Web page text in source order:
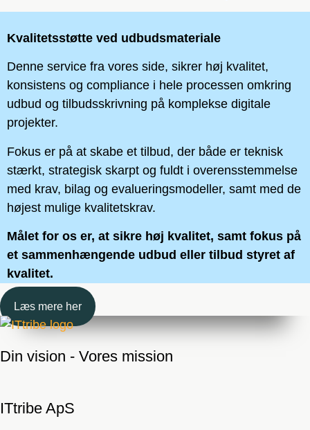
Kvalitetsstøtte ved udbudsmateriale
Denne service fra vores side, sikrer høj kvalitet,
konsistens og compliance i hele processen omkring
udbud og tilbudsskrivning på komplekse digitale
projekter.
Fokus er på at skabe et tilbud, der både er teknisk
stærkt, strategisk skarpt og fuldt i overensstemmelse
med krav, bilag og evalueringsmodeller, samt med de
højest mulige kvalitetskrav.
Målet for os er, at sikre høj kvalitet, samt fokus på
et sammenhængende udbud eller tilbud styret af
kvalitet.
Læs mere her
Din vision - Vores mission
ITtribe ApS